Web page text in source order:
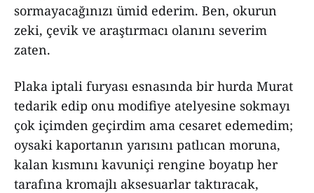
sormayacağınızı ümid ederim. Ben, okurun
zeki, çevik ve araştırmacı olanını severim
zaten.
Plaka iptali furyası esnasında bir hurda Murat
tedarik edip onu modifiye atelyesine sokmayı
çok içimden geçirdim ama cesaret edemedim;
oysaki kaportanın yarısını patlıcan moruna,
kalan kısmını kavuniçi rengine boyatıp her
tarafına kromajlı aksesuarlar taktıracak,